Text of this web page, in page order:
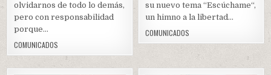
olvidarnos de todo lo demás,
pero con responsabilidad
porque…
COMUNICADOS
su nuevo tema “Escúchame“,
un himno a la libertad…
COMUNICADOS